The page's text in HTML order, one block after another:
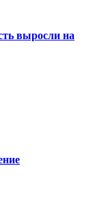
выросли на